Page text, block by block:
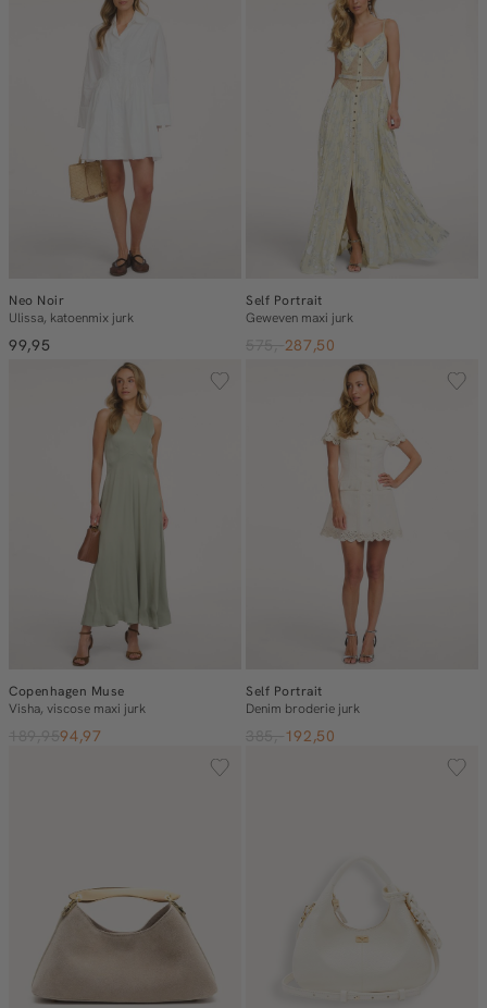
Neo Noir
Ulissa, katoenmix jurk
99,95
Self Portrait
Geweven maxi jurk
287,50
Copenhagen Muse
Visha, viscose maxi jurk
189,9594,97
Self Portrait
Denim broderie jurk
192,50